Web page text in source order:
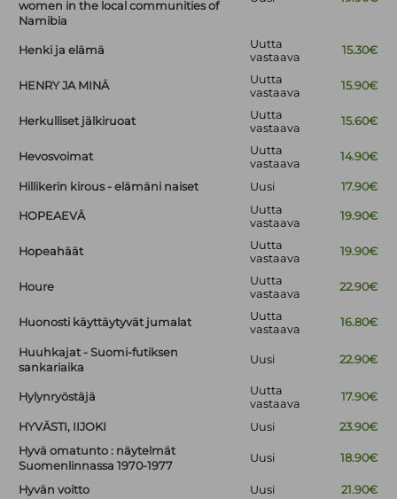
women in the local communities of
Namibia
Henki ja elämä
Uutta
vastaava
15.30€
HENRY JA MINÄ
Uutta
vastaava
15.90€
Herkulliset jälkiruoat
Uutta
vastaava
15.60€
Hevosvoimat
Uutta
vastaava
14.90€
Hillikerin kirous - elämäni naiset Uusi 17.90€
HOPEAEVÄ
Uutta
vastaava
19.90€
Hopeahäät
Uutta
vastaava
19.90€
Houre
Uutta
vastaava
22.90€
Huonosti käyttäytyvät jumalat
Uutta
vastaava
16.80€
Huuhkajat - Suomi-futiksen
sankariaika
Uusi 22.90€
Hylynryöstäjä
Uutta
vastaava
17.90€
HYVÄSTI, IIJOKI Uusi
23.90€
Hyvä omatunto : näytelmät
Suomenlinnassa 1970-1977
Uusi 18.90€
Hyvän voitto Uusi
21.90€